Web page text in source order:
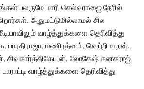
பலருமே மாரி செல்வராஜை நேரில்
அதுமட்டுமில்லாமல் சில
வாழ்த்துக்களை தெரிவித்து
பாரதிராஜா, மணிரத்னம், வெற்றிமாறன்,
சிவகார்த்திகேயன், லோகேஷ் கனகராஜ்
வாழ்த்துக்களை தெரிவித்து